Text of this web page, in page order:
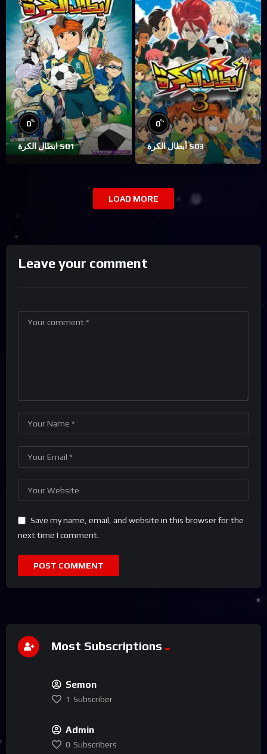
0%
ابطال الكرة S01
0%
أبطال الكرة S03
LOAD MORE
Leave your comment
Save my name, email, and website in this browser for the
next time I comment.
Most Subscriptions
Semon
1 Subscriber
Admin
0 Subscribers